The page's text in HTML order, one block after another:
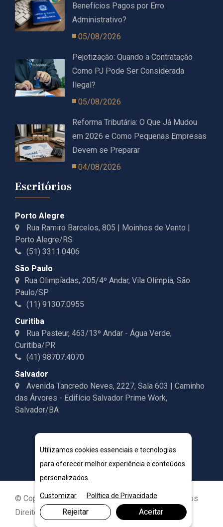
Benefícios Pagos por Erro
Administrativo?
05/08/2026
Pejotização: Quando a Contratação
Como PJ Pode Ser Considerada
Ilegal?
05/08/2026
Reforma Tributária: O Que Já Mudou
em 2026 e Como Pequenas Empresas
Devem se Preparar
04/08/2026
Escritórios
Porto Alegre
Rua Ramiro Barcelos, 805 | Moinhos de Vento |
Porto Alegre/RS
(51) 3311.0406
São Paulo
Rua Olimpíadas, 205/4º Andar, Vila Olímpia, São
Paulo/SP
(11) 91307.0955
Curitiba
Rua Pasteur, 463/13º Andar - Água Verde,
Curitiba/PR
(41) 98707.4070
Salvador
Avenida Tancredo Neves, 2227, Sala 603 | Caminho
das Árvores - Edifício Salvador Prime Work,
Salvador/BA
© Copyright 2026. DIVIA Marketing Digital. Todos os
Direitos Reservados
Utilizamos cookies essenciais e tecnologias
para oferecer melhor experiência e conteúdos
personalizados.
Customizar Política de Privacidade
Rejeitar Aceitar